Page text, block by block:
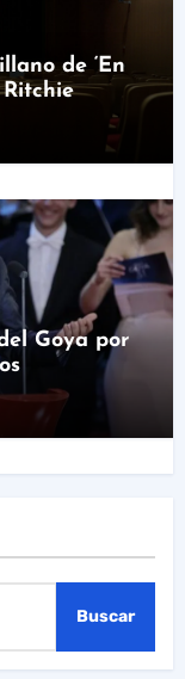
de ‘En
Goya por
Buscar